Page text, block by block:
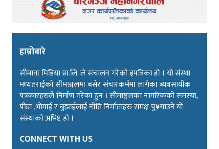
हाम्रोबारे
सीमाना मिडिया प्रा.लि. ले संचालन गरेको इपत्रिका हो । यो संस्था
मध्यतराईको सीमाञ्चलमा बसेर संचारकर्ममा लागेका ब्यवसायीक
पत्रकारहरुले निर्माण गरेका हुन । सीमाञ्चलका नागरिकको समस्या,
पीडा ,भोगाई र बुझाईलाई नीति निर्माताहरु समक्ष पु¥याउने यो
संस्थाको अभिष्ट हो ।
CONNECT WITH US